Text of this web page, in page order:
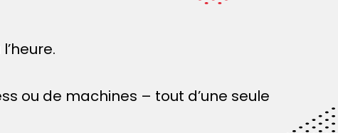
ou de machines – tout d’une seule